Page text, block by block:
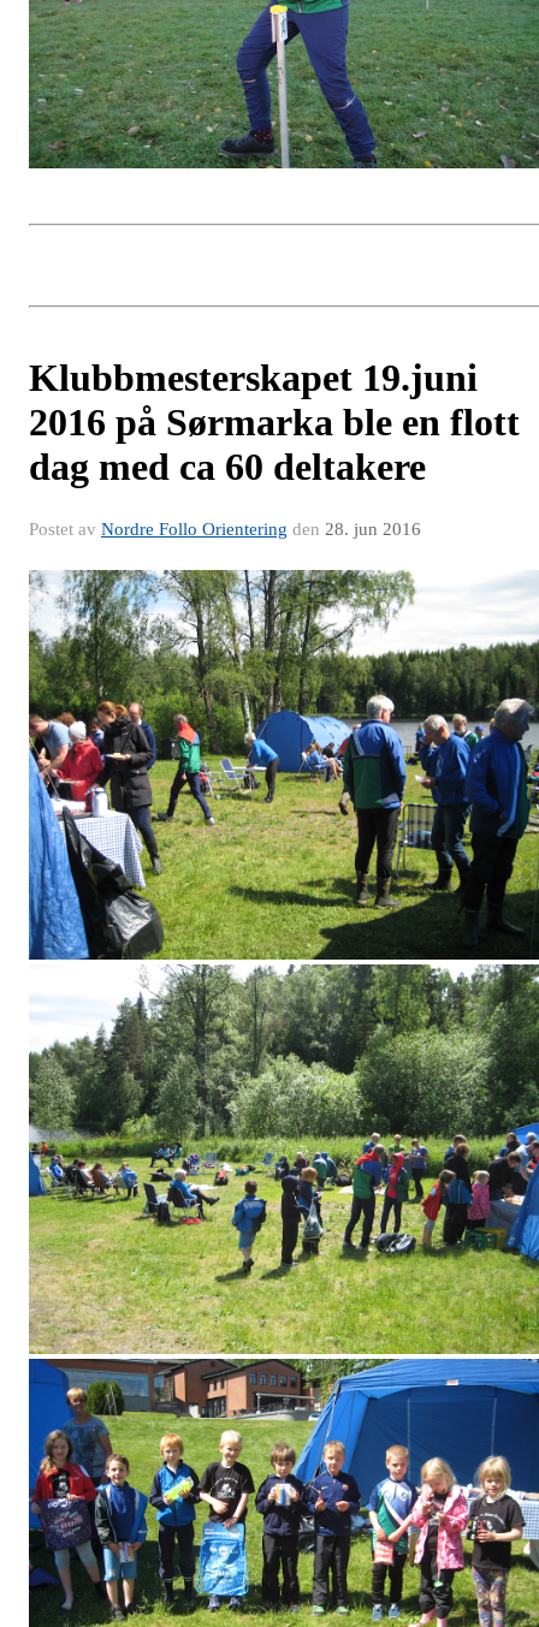
Klubbmesterskapet 19.juni
2016 på Sørmarka ble en flott
dag med ca 60 deltakere
Postet av Nordre Follo Orientering den 28. jun 2016